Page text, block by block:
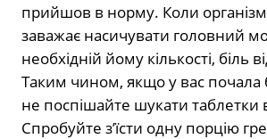
прийшов в норму. Коли
заважає насичувати головний
необхідній йому кількості, біль
Таким чином, якщо у вас почала
не поспішайте шукати таблетки
Спробуйте з’їсти одну порцію